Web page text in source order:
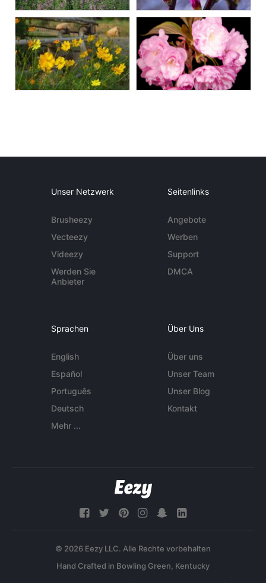
Unser Netzwerk
Brusheezy
Vecteezy
Videezy
Werden Sie
Anbieter
Seitenlinks
Angebote
Werben
Support
DMCA
Sprachen
English
Español
Português
Deutsch
Mehr ...
Über Uns
Über uns
Unser Team
Unser Blog
Kontakt
© 2026 Eezy LLC. Alle Rechte vorbehalten